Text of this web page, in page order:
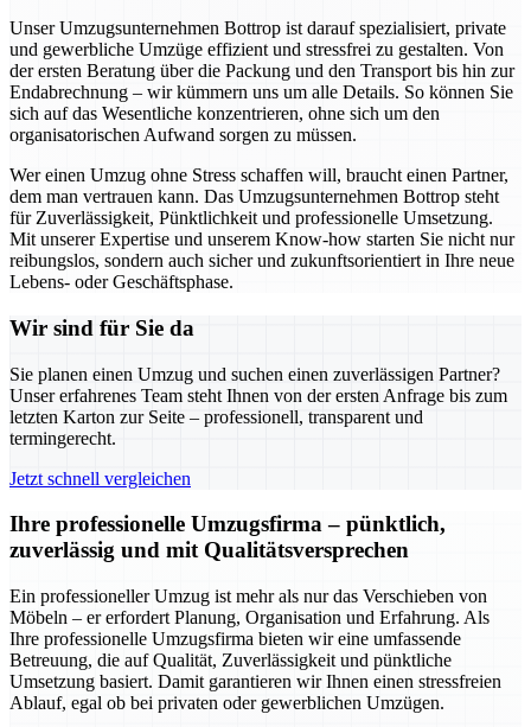
Unser Umzugsunternehmen Bottrop ist darauf spezialisiert, private
und gewerbliche Umzüge effizient und stressfrei zu gestalten. Von
der ersten Beratung über die Packung und den Transport bis hin zur
Endabrechnung – wir kümmern uns um alle Details. So können Sie
sich auf das Wesentliche konzentrieren, ohne sich um den
organisatorischen Aufwand sorgen zu müssen.
Wer einen Umzug ohne Stress schaffen will, braucht einen Partner,
dem man vertrauen kann. Das Umzugsunternehmen Bottrop steht
für Zuverlässigkeit, Pünktlichkeit und professionelle Umsetzung.
Mit unserer Expertise und unserem Know-how starten Sie nicht nur
reibungslos, sondern auch sicher und zukunftsorientiert in Ihre neue
Lebens- oder Geschäftsphase.
Wir sind für Sie da
Sie planen einen Umzug und suchen einen zuverlässigen Partner?
Unser erfahrenes Team steht Ihnen von der ersten Anfrage bis zum
letzten Karton zur Seite – professionell, transparent und
termingerecht.
Jetzt schnell vergleichen
Ihre professionelle Umzugsfirma – pünktlich,
zuverlässig und mit Qualitätsversprechen
Ein professioneller Umzug ist mehr als nur das Verschieben von
Möbeln – er erfordert Planung, Organisation und Erfahrung. Als
Ihre professionelle Umzugsfirma bieten wir eine umfassende
Betreuung, die auf Qualität, Zuverlässigkeit und pünktliche
Umsetzung basiert. Damit garantieren wir Ihnen einen stressfreien
Ablauf, egal ob bei privaten oder gewerblichen Umzügen.